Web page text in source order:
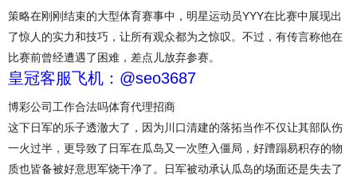
策略在刚刚结束的大型体育赛事中，明星运动员YYY在比赛中展现出
了惊人的实力和技巧，让所有观众都为之惊叹。不过，有传言称他在
比赛前曾经遭遇了困难，差点儿放弃参赛。
皇冠客服飞机：@seo3687
博彩公司工作合法吗体育代理招商
这下日军的乐子透澈大了，因为川口清建的落拓当作不仅让其部队伤
一火过半，更导致了日军在瓜岛又一次堕入僵局，好蹧蹋易积存的物
质也皆备被好意思军烧干净了。日军被动承认瓜岛的场面还是失去了